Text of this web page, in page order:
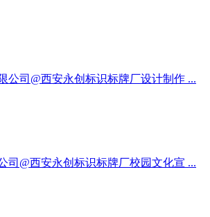
公司@西安永创标识标牌厂设计制作 ...
司@西安永创标识标牌厂校园文化宣 ...